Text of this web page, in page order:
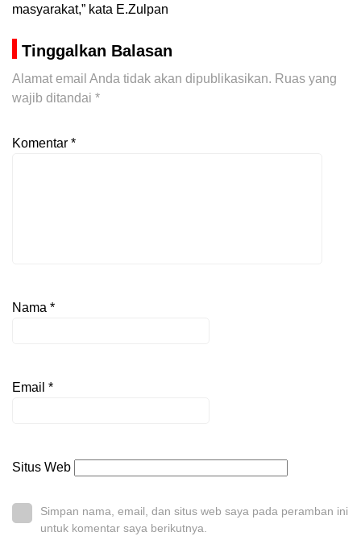
masyarakat,” kata E.Zulpan
Tinggalkan Balasan
Alamat email Anda tidak akan dipublikasikan. Ruas yang
wajib ditandai *
Komentar *
Nama *
Email *
Situs Web
Simpan nama, email, dan situs web saya pada peramban ini
untuk komentar saya berikutnya.